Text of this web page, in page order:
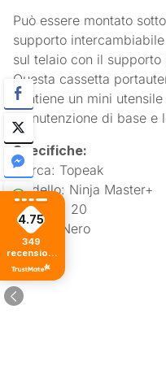
Può essere montato
supporto
sul telaio con il supporto
Questa cassetta
contiene un mini
manutenzione di base e
Specifiche:
Marca: Topeak
Modello: Ninja Master+
Funzioni: 20
Colore: Nero
4.75
349
recensioni
di tutti i